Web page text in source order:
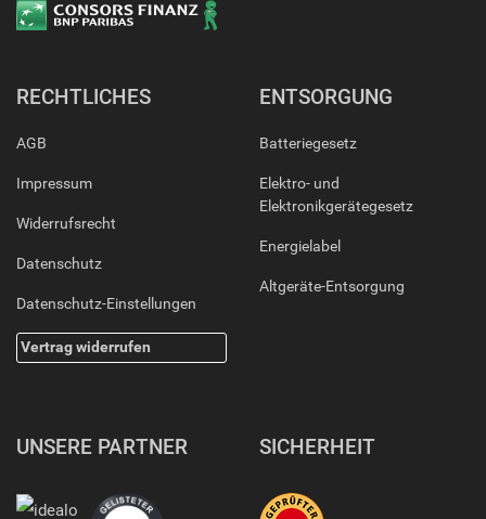
RECHTLICHES
AGB
Impressum
Widerrufsrecht
Datenschutz
Datenschutz-Einstellungen
Vertrag widerrufen
ENTSORGUNG
Batteriegesetz
Elektro- und
Elektronikgerätegesetz
Energielabel
Altgeräte-Entsorgung
UNSERE PARTNER SICHERHEIT